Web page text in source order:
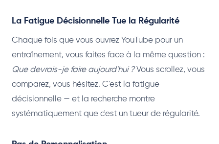
La Fatigue Décisionnelle Tue la Régularité
Chaque fois que vous ouvrez YouTube pour un
entraînement, vous faites face à la même question :
Que devrais-je faire aujourd'hui ?Vous scrollez, vous
comparez, vous hésitez. C'est la fatigue
décisionnelle — et la recherche montre
systématiquement que c'est un tueur de régularité.